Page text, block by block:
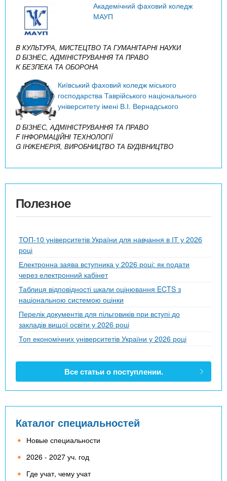
Академічний фаховий коледж
МАУП
B КУЛЬТУРА, МИСТЕЦТВО ТА ГУМАНІТАРНІ НАУКИ
D БІЗНЕС, АДМІНІСТРУВАННЯ ТА ПРАВО
K БЕЗПЕКА ТА ОБОРОНА
Київський фаховий коледж міського
господарства Таврійського національного
університету імені В.І. Вернадського
D БІЗНЕС, АДМІНІСТРУВАННЯ ТА ПРАВО
F ІНФОРМАЦІЙНІ ТЕХНОЛОГІЇ
G ІНЖЕНЕРІЯ, ВИРОБНИЦТВО ТА БУДІВНИЦТВО
Полезное
ТОП-10 університетів України для навчання в ІТ у 2026
році
Електронна заява вступника у 2026 році: як подати
через електронний кабінет
Таблиця відповідності шкали оцінювання ECTS з
національною системою оцінки
Перелік документів для пільговиків при вступі до
закладів вищої освіти у 2026 році
Топ економічних університетів України у 2026 році
Все статьи о поступлении.
Каталог специальностей
Новые специальности
2026 - 2027 уч. год
Где учат, чему учат